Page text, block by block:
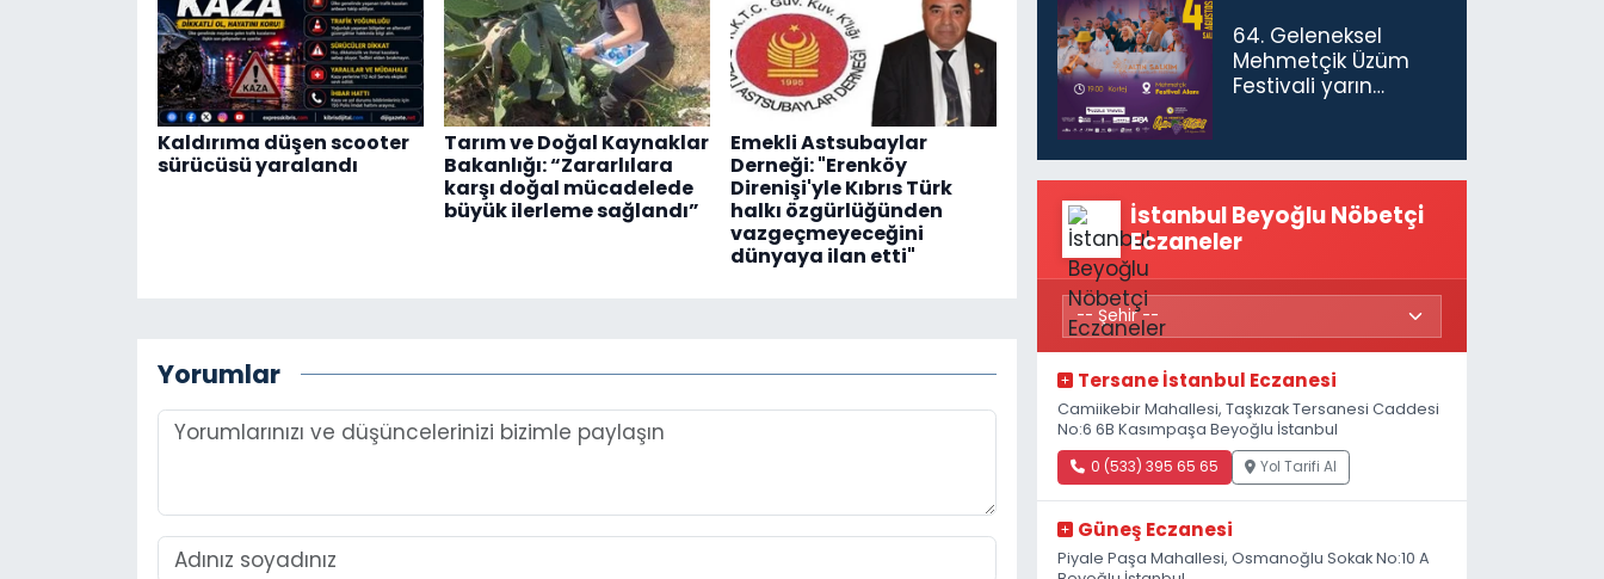
Kaldırıma düşen scooter
sürücüsü yaralandı
Tarım ve Doğal Kaynaklar
Bakanlığı: “Zararlılara
karşı doğal mücadelede
büyük ilerleme sağlandı”
Emekli Astsubaylar
Derneği: "Erenköy
Direnişi'yle Kıbrıs Türk
halkı özgürlüğünden
vazgeçmeyeceğini
dünyaya ilan etti"
Yorumlar
64. Geleneksel
Mehmetçik Üzüm
Festivali yarın
İstanbul Beyoğlu Nöbetçi
Eczaneler
Tersane İstanbul Eczanesi
Camiikebir Mahallesi, Taşkızak Tersanesi Caddesi
No:6 6B Kasımpaşa Beyoğlu İstanbul
0 (533) 395 65 65 Yol Tarifi Al
Güneş Eczanesi
Piyale Paşa Mahallesi, Osmanoğlu Sokak No:10 A